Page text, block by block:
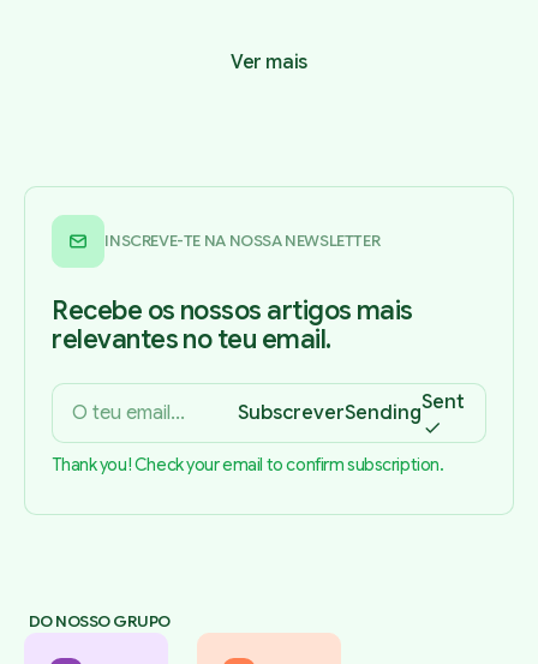
Ver mais
INSCREVE-TE NA NOSSA NEWSLETTER
Recebe os nossos artigos mais
relevantes no teu email.
SubscreverSendingSent
Thank you! Check your email to confirm subscription.
DO NOSSO GRUPO